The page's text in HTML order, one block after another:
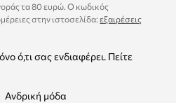
τα 80 ευρώ. Ο κωδικός
στην ιστοσελίδα:εξαιρέσεις
ό,τι σας ενδιαφέρει. Πείτε
Ανδρική μόδα